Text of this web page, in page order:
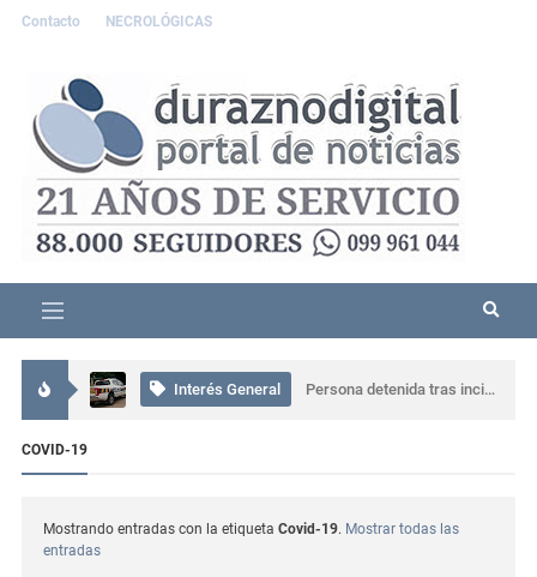
Contacto NECROLÓGICAS
Interés General Persona detenida tras incidente familiar en Durazno; portaba un machete
COVID-19
Mostrando entradas con la etiqueta Covid-19. Mostrar todas las
entradas